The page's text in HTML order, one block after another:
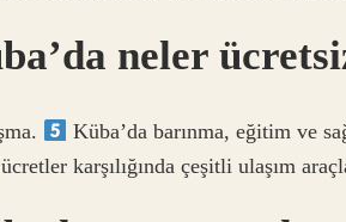
neler
Küba’da barınma, eğitim ve
karşılığında çeşitli ulaşım